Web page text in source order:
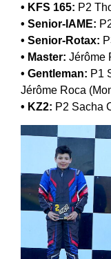
• KFS 165: P2
• Senior-IAME:
• Senior-Rotax:
• Master: Jérôme
• Gentleman: P1
Jérôme Roca
• KZ2: P2 Sacha